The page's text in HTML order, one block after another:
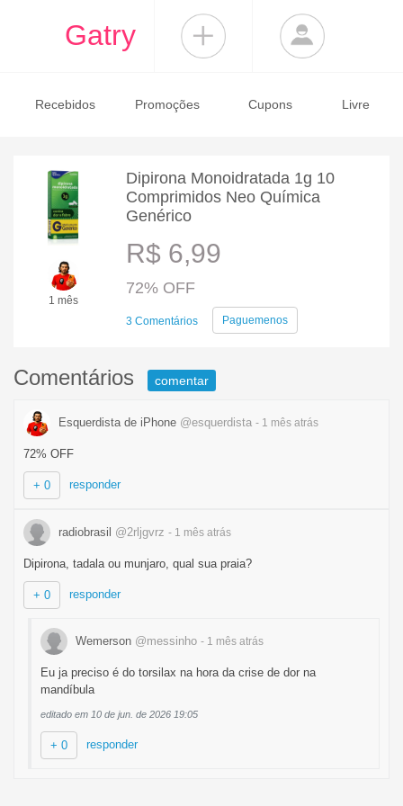
Gatry
Recebidos Promoções Cupons Livre
1 mês
Dipirona Monoidratada 1g 10
Comprimidos Neo Química
Genérico
R$ 6,99
72% OFF
3 Comentários Paguemenos
Comentários comentar
Esquerdista de iPhone @esquerdista - 1 mês atrás
72% OFF
+ 0 responder
radiobrasil @2rljgvrz - 1 mês atrás
Dipirona, tadala ou munjaro, qual sua praia?
+ 0 responder
Wemerson @messinho - 1 mês atrás
Eu ja preciso é do torsilax na hora da crise de dor na
mandíbula
editado em 10 de jun. de 2026 19:05
+ 0 responder